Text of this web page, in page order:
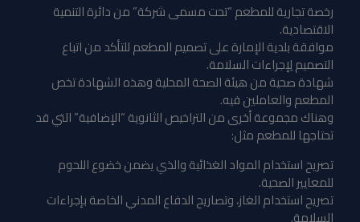
رخصة تجارية للمطعم “تحت مسمى شركة” من دائرة التنمية
الاقتصادية.
موافقة بلدية الإمارة على تصميم المطعم للتأكد من اتباع
التصميم لِإجراءات السلامة.
شهادة صحية من هيئة الصحة المحلية وهذه الشهادة تخص
المطعم والعاملين فيه.
وهناك مجموعة أخرى من التراخيص الثانوية “الإضافية” التي قد
تحتاجها للمطعم مثل:
تصريح استخدام المواد الغذائية والذي يضمن خضوع اللحوم
للمعايير الصحية.
تصريح استخدام الغاز، وتصاريح الدفاع المدني الخاصة بإجراءات
السلامة.